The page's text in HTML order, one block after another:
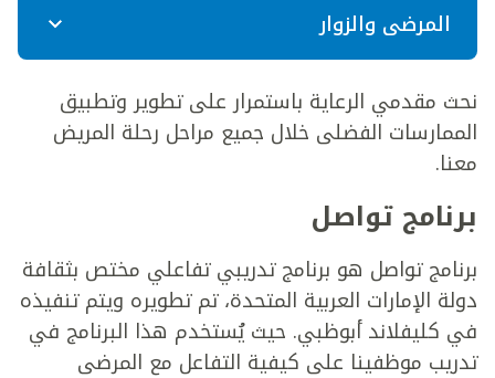
المرضى والزوار
نحث مقدمي الرعاية باستمرار على تطوير وتطبيق
الممارسات الفضلى خلال جميع مراحل رحلة المريض
معنا.
برنامج تواصل
برنامج تواصل هو برنامج تدريبي تفاعلي مختص بثقافة
دولة الإمارات العربية المتحدة، تم تطويره ويتم تنفيذه
في كليفلاند أبوظبي. حيث يُستخدم هذا البرنامج في
تدريب موظفينا على كيفية التفاعل مع المرضى